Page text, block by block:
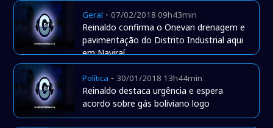
Geral -07/02/2018 09h43min
Reinaldo confirma o Onevan drenagem e
pavimentação do Distrito Industrial aqui
em Naviraí
Política - 30/01/2018 13h44min
Reinaldo destaca urgência e espera
acordo sobre gás boliviano logo